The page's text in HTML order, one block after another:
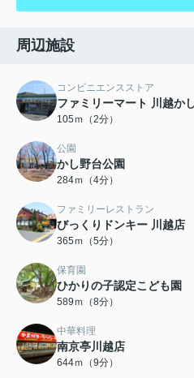
周辺施設
コンビニエンスストア
ファミリーマート 川越か
105ｍ（2分）
公園
かし野台公園
284ｍ（4分）
ファミリーレストラン
びっくりドンキー 川越店
365ｍ（5分）
保育園
ひかりの子認定こども園
589ｍ（8分）
中華料理
南京亭川越店
644ｍ（9分）